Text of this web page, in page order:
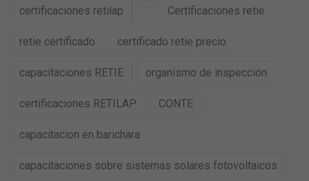
certificaciones retilap Certificaciones retie
retie certificado certificado retie precio
capacitaciones RETIE organismo de inspección
certificaciones RETILAP CONTE
capacitacion en barichara
capacitaciones sobre sistemas solares fotovoltaicos